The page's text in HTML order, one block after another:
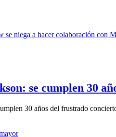
se cumplen 30
30 años del frustrado